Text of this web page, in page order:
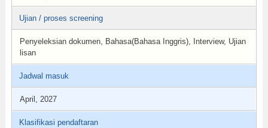
Ujian / proses screening
Penyeleksian dokumen, Bahasa(Bahasa Inggris), Interview, Ujian
lisan
Jadwal masuk
April, 2027
Klasifikasi pendaftaran